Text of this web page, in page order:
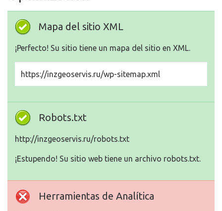
Mapa del sitio XML
¡Perfecto! Su sitio tiene un mapa del sitio en XML.
https://inzgeoservis.ru/wp-sitemap.xml
Robots.txt
http://inzgeoservis.ru/robots.txt
¡Estupendo! Su sitio web tiene un archivo robots.txt.
Herramientas de Analítica